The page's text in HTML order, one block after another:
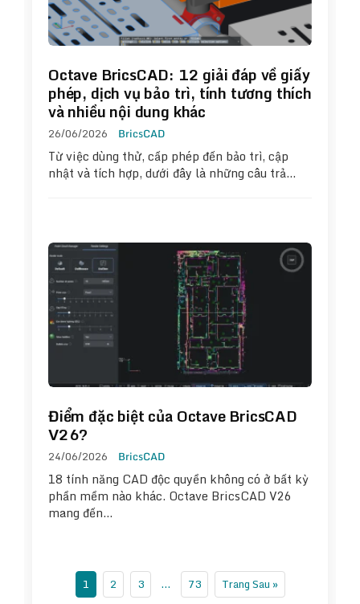
Octave BricsCAD: 12 giải đáp về giấy
phép, dịch vụ bảo trì, tính tương thích
và nhiều nội dung khác
26/06/2026 BricsCAD
Từ việc dùng thử, cấp phép đến bảo trì, cập
nhật và tích hợp, dưới đây là những câu trả…
Điểm đặc biệt của Octave BricsCAD
V26?
24/06/2026 BricsCAD
18 tính năng CAD độc quyền không có ở bất kỳ
phần mềm nào khác. Octave BricsCAD V26
mang đến…
1 2 3 … 73 Trang Sau »